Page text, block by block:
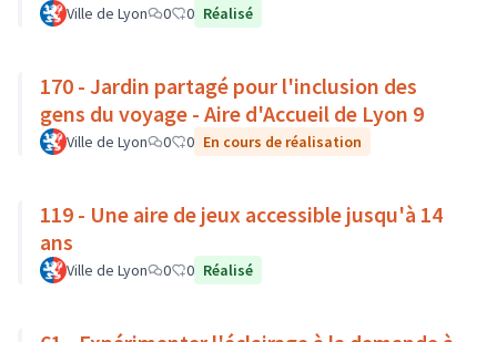
Ville de Lyon 0 0 Réalisé
170 - Jardin partagé pour l'inclusion des
gens du voyage - Aire d'Accueil de Lyon 9
Ville de Lyon 0 0 En cours de réalisation
119 - Une aire de jeux accessible jusqu'à 14
ans
Ville de Lyon 0 0 Réalisé